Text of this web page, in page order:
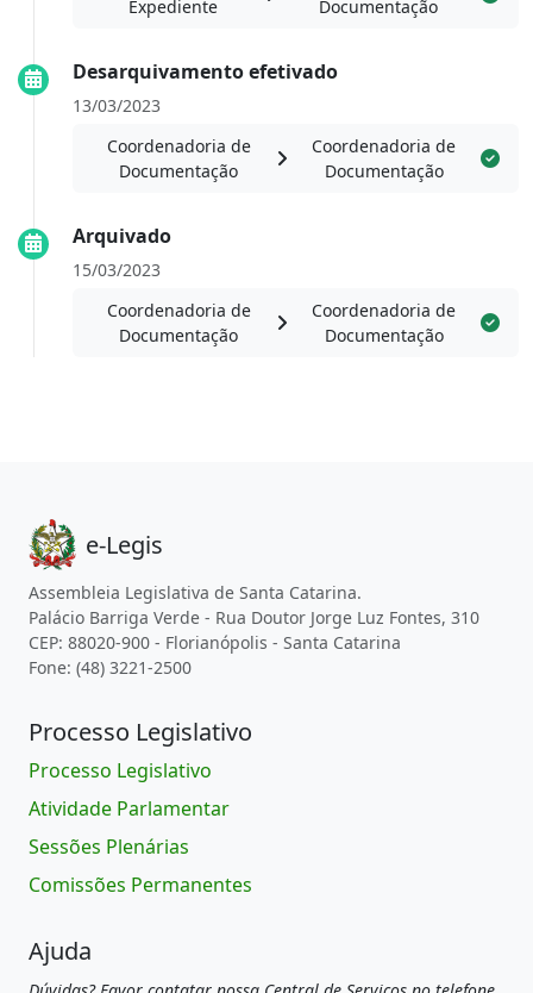
Expediente
Documentação
Desarquivamento efetivado
13/03/2023
Coordenadoria de
Documentação
Coordenadoria de
Documentação
Arquivado
15/03/2023
Coordenadoria de
Documentação
Coordenadoria de
Documentação
e-Legis
Assembleia Legislativa de Santa Catarina.
Palácio Barriga Verde - Rua Doutor Jorge Luz Fontes, 310
CEP: 88020-900 - Florianópolis - Santa Catarina
Fone: (48) 3221-2500
Processo Legislativo
Processo Legislativo
Atividade Parlamentar
Sessões Plenárias
Comissões Permanentes
Ajuda